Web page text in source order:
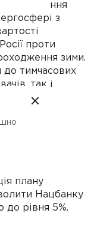
формування
з
проти
зими.
до тимчасових
так і
ризик
плану
Нацбанку
до рівня 5%.